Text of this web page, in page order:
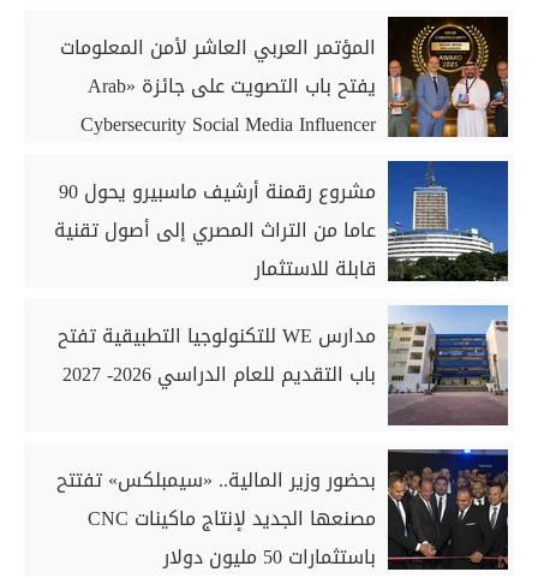
المؤتمر العربي العاشر لأمن المعلومات
يفتح باب التصويت على جائزة «Arab
Cybersecurity Social Media Influencer
مشروع رقمنة أرشيف ماسبيرو يحول 90
عاما من التراث المصري إلى أصول تقنية
قابلة للاستثمار
مدارس WE للتكنولوجيا التطبيقية تفتح
باب التقديم للعام الدراسي 2026- 2027
بحضور وزير المالية.. «سيمبلكس» تفتتح
مصنعها الجديد لإنتاج ماكينات CNC
باستثمارات 50 مليون دولار